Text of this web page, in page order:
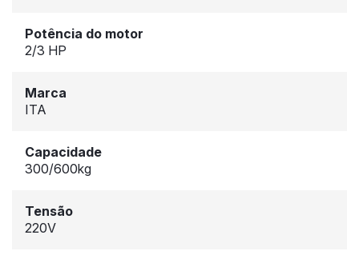
Potência do motor
2/3 HP
Marca
ITA
Capacidade
300/600kg
Tensão
220V